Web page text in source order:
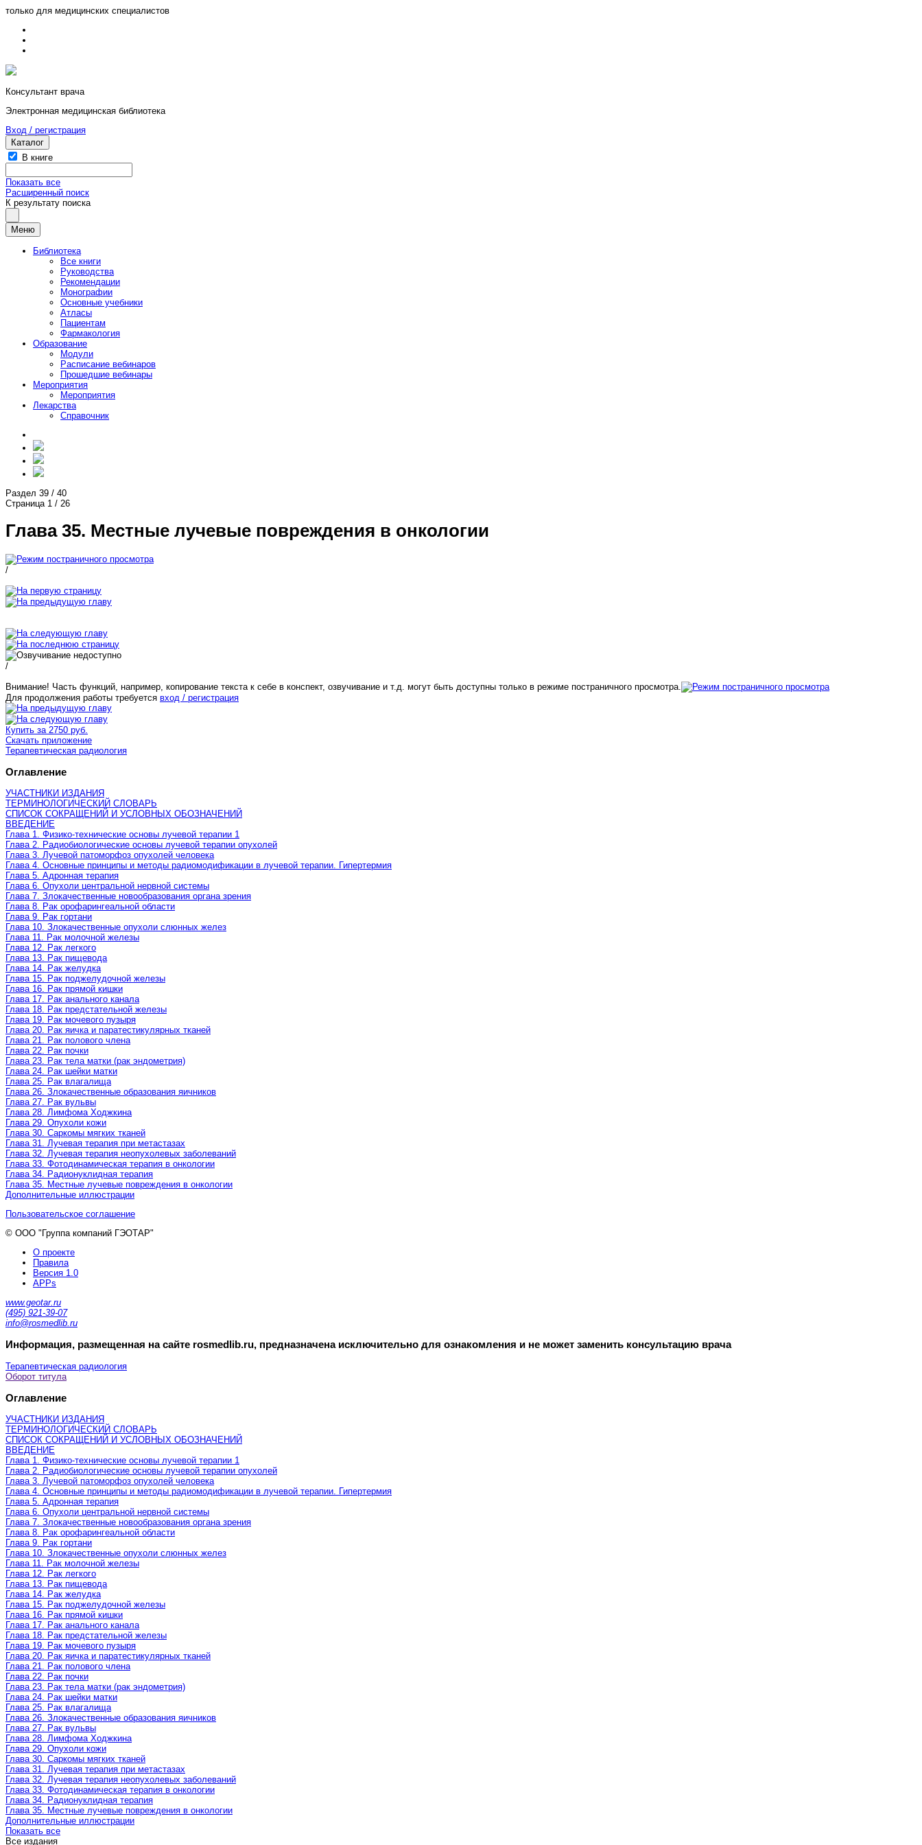
только для медицинских специалистов
Консультант врача
Электронная медицинская библиотека
Вход / регистрация
Каталог
В книге
Показать все
Расширенный поиск
К результату поиска
Меню
Библиотека
Все книги
Руководства
Рекомендации
Монографии
Основные учебники
Атласы
Пациентам
Фармакология
Образование
Модули
Расписание вебинаров
Прошедшие вебинары
Мероприятия
Мероприятия
Лекарства
Справочник
Раздел 39 / 40
Страница 1 / 26
Глава 35. Местные лучевые повреждения в онкологии
/
/
Внимание! Часть функций, например, копирование текста к себе в конспект, озвучивание и т.д. могут быть доступны только в режиме постраничного просмотра.
Для продолжения работы требуется вход / регистрация
Купить за 2750 руб.
Скачать приложение
Терапевтическая радиология
Оглавление
УЧАСТНИКИ ИЗДАНИЯ
ТЕРМИНОЛОГИЧЕСКИЙ СЛОВАРЬ
СПИСОК СОКРАЩЕНИЙ И УСЛОВНЫХ ОБОЗНАЧЕНИЙ
ВВЕДЕНИЕ
Глава 1. Физико-технические основы лучевой терапии 1
Глава 2. Радиобиологические основы лучевой терапии опухолей
Глава 3. Лучевой патоморфоз опухолей человека
Глава 4. Основные принципы и методы радиомодификации в лучевой терапии. Гипертермия
Глава 5. Адронная терапия
Глава 6. Опухоли центральной нервной системы
Глава 7. Злокачественные новообразования органа зрения
Глава 8. Рак орофарингеальной области
Глава 9. Рак гортани
Глава 10. Злокачественные опухоли слюнных желез
Глава 11. Рак молочной железы
Глава 12. Рак легкого
Глава 13. Рак пищевода
Глава 14. Рак желудка
Глава 15. Рак поджелудочной железы
Глава 16. Рак прямой кишки
Глава 17. Рак анального канала
Глава 18. Рак предстательной железы
Глава 19. Рак мочевого пузыря
Глава 20. Рак яичка и паратестикулярных тканей
Глава 21. Рак полового члена
Глава 22. Рак почки
Глава 23. Рак тела матки (рак эндометрия)
Глава 24. Рак шейки матки
Глава 25. Рак влагалища
Глава 26. Злокачественные образования яичников
Глава 27. Рак вульвы
Глава 28. Лимфома Ходжкина
Глава 29. Опухоли кожи
Глава 30. Саркомы мягких тканей
Глава 31. Лучевая терапия при метастазах
Глава 32. Лучевая терапия неопухолевых заболеваний
Глава 33. Фотодинамическая терапия в онкологии
Глава 34. Радионуклидная терапия
Глава 35. Местные лучевые повреждения в онкологии
Дополнительные иллюстрации
Пользовательское соглашение
© ООО "Группа компаний ГЭОТАР"
О проекте
Правила
Версия 1.0
APPs
www.geotar.ru
(495) 921-39-07
info@rosmedlib.ru
Информация, размещенная на сайте rosmedlib.ru, предназначена исключительно для ознакомления и не может заменить консультацию врача
Терапевтическая радиология
Оборот титула
Оглавление
УЧАСТНИКИ ИЗДАНИЯ
ТЕРМИНОЛОГИЧЕСКИЙ СЛОВАРЬ
СПИСОК СОКРАЩЕНИЙ И УСЛОВНЫХ ОБОЗНАЧЕНИЙ
ВВЕДЕНИЕ
Глава 1. Физико-технические основы лучевой терапии 1
Глава 2. Радиобиологические основы лучевой терапии опухолей
Глава 3. Лучевой патоморфоз опухолей человека
Глава 4. Основные принципы и методы радиомодификации в лучевой терапии. Гипертермия
Глава 5. Адронная терапия
Глава 6. Опухоли центральной нервной системы
Глава 7. Злокачественные новообразования органа зрения
Глава 8. Рак орофарингеальной области
Глава 9. Рак гортани
Глава 10. Злокачественные опухоли слюнных желез
Глава 11. Рак молочной железы
Глава 12. Рак легкого
Глава 13. Рак пищевода
Глава 14. Рак желудка
Глава 15. Рак поджелудочной железы
Глава 16. Рак прямой кишки
Глава 17. Рак анального канала
Глава 18. Рак предстательной железы
Глава 19. Рак мочевого пузыря
Глава 20. Рак яичка и паратестикулярных тканей
Глава 21. Рак полового члена
Глава 22. Рак почки
Глава 23. Рак тела матки (рак эндометрия)
Глава 24. Рак шейки матки
Глава 25. Рак влагалища
Глава 26. Злокачественные образования яичников
Глава 27. Рак вульвы
Глава 28. Лимфома Ходжкина
Глава 29. Опухоли кожи
Глава 30. Саркомы мягких тканей
Глава 31. Лучевая терапия при метастазах
Глава 32. Лучевая терапия неопухолевых заболеваний
Глава 33. Фотодинамическая терапия в онкологии
Глава 34. Радионуклидная терапия
Глава 35. Местные лучевые повреждения в онкологии
Дополнительные иллюстрации
Показать все
Все издания